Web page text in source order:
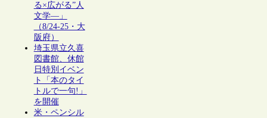
る×広がる”人
文学―」
（8/24-25・大
阪府）
埼玉県立久喜
図書館、休館
日特別イベン
ト「本のタイ
トルで一句!」
を開催
米・ペンシル